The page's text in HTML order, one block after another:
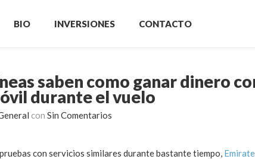
BIO INVERSIONES CONTACTO
saben como ganar dinero
durante el vuelo
con Sin Comentarios
con servicios similares durante bastante tiempo,